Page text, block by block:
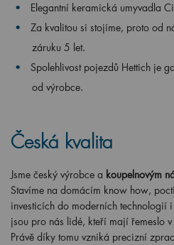
Elegantní keramická umyvadla
Za kvalitou si stojíme, proto od
záruku 5 let.
Spolehlivost pojezdů Hettich je
od výrobce.
Česká kvalita
Jsme český výrobce a koupelnovým
Stavíme na domácím know how,
investicích do moderních technologií
jsou pro nás lidé, kteří mají řemeslo
Právě díky tomu vzniká precizní